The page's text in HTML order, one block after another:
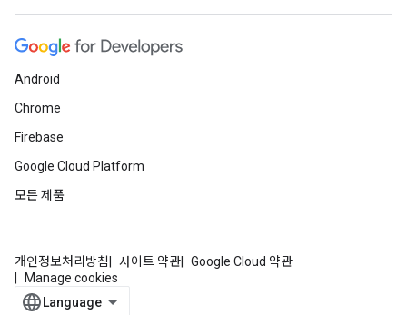
Android
Chrome
Firebase
Google Cloud Platform
모든 제품
개인정보처리방침 사이트 약관
Google Cloud 약관
Manage cookies